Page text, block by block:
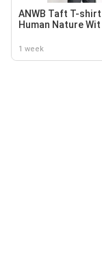
ANWB Taft T-
Human Nature Wit
1 week